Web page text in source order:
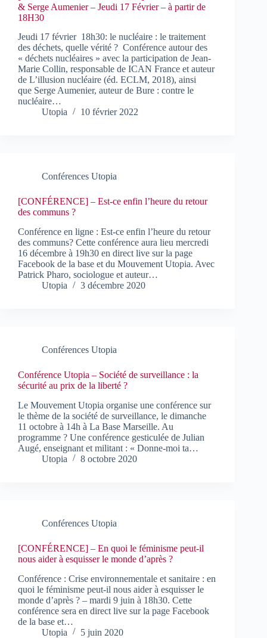
& Serge Aumenier – Jeudi 17 Février – à partir de
18H30
Jeudi 17 février 18h30: le nucléaire : le traitement
des déchets, quelle vérité ? Conférence autour des
« déchets nucléaires » avec la participation de Jean-
Marie Collin, responsable de ICAN France et auteur
de L’illusion nucléaire (éd. ECLM, 2018), ainsi
que Serge Aumenier, auteur de Bure : contre le
nucléaire…
Utopia
10 février 2022
Conférences Utopia
[CONFÉRENCE] – Est-ce enfin l’heure du retour
des communs ?
Conférence en ligne : Est-ce enfin l’heure du retour
des communs? Cette conférence aura lieu mercredi
16 décembre à 19h30 en direct live sur la page
Facebook de la base et du Mouvement Utopia. Avec
Patrick Pharo, sociologue et auteur…
Utopia
3 décembre 2020
Conférences Utopia
Conférence Utopia – Société de surveillance : la
sécurité au prix de la liberté ?
Le Mouvement Utopia organise une conférence sur
le thème de la société de surveillance, le dimanche
11 octobre à 14h à La Base Marseille. Au
programme ? Une conférence gesticulée de Julian
Augé, enseignant et militant : « Donne-moi ta…
Utopia
8 octobre 2020
Conférences Utopia
[CONFÉRENCE] – En quoi le féminisme peut-il
nous aider à esquisser le monde d’après ?
Conférence : Crise environnementale et sanitaire : en
quoi le féminisme peut-il nous aider à esquisser le
monde d’après ? – mardi 9 juin à 18h30. Cette
conférence sera en direct live sur la page Facebook
de la base et…
Utopia
5 juin 2020